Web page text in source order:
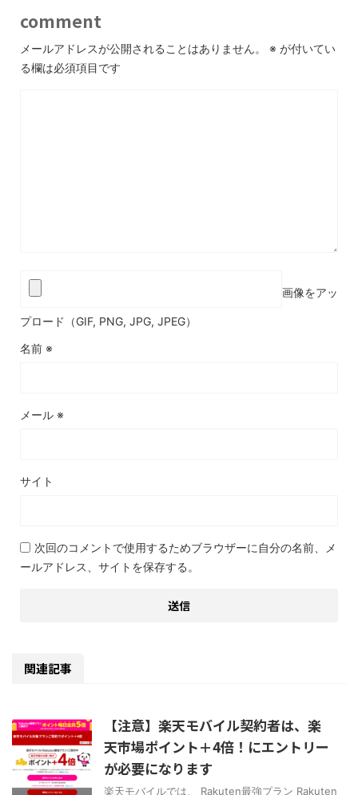
comment
メールアドレスが公開されることはありません。 ※ が付いてい
る欄は必須項目です
画像をアッ
プロード（GIF, PNG, JPG, JPEG）
名前 ※
メール ※
サイト
次回のコメントで使用するためブラウザーに自分の名前、メ
ールアドレス、サイトを保存する。
関連記事
【注意】楽天モバイル契約者は、楽
天市場ポイント＋4倍！にエントリー
が必要になります
楽天モバイルでは、 Rakuten最強プラン Rakuten